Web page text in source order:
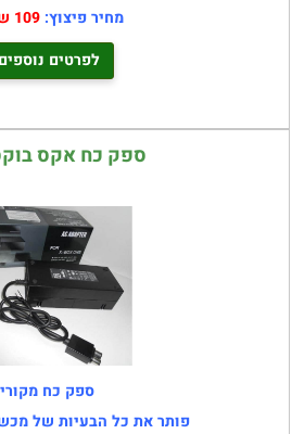
מחיר פיצוץ: 109 ש"ח
לפרטים נוספים
ספק כח אקס
ספק כח מקורי
פותר את כל הבעיות של